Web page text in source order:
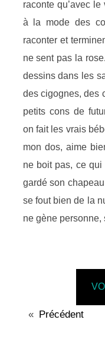
raconte qu’avec
à la mode des
raconter et
ne sent pas la
dessins dans les
des cigognes, des
petits cons de
on fait les vrais
mon dos, aime
ne boit pas, ce
gardé son
se fout bien de la
ne gène personne,
« Précédent